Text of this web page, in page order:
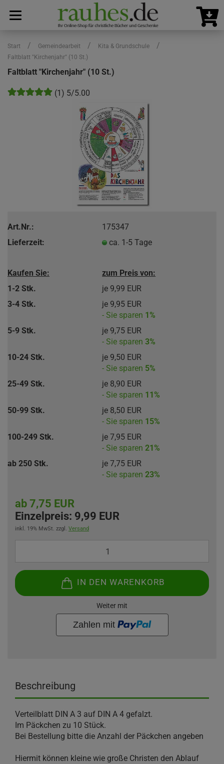
Start / Gemeindearbeit / Kita & Grundschule /
Faltblatt "Kirchenjahr" (10 St.)
Faltblatt "Kirchenjahr" (10 St.)
(1) 5/5.00
Art.Nr.:
175347
Lieferzeit:
ca. 1-5 Tage
Kaufen Sie:
zum Preis von:
1-2 Stk.
je 9,99 EUR
3-4 Stk.
je 9,95 EUR
- Sie sparen 1%
5-9 Stk.
je 9,75 EUR
- Sie sparen3%
10-24 Stk.
je 9,50 EUR
- Sie sparen 5%
25-49 Stk.
je 8,90 EUR
- Sie sparen 11%
50-99 Stk.
je 8,50 EUR
- Sie sparen 15%
100-249 Stk.
je 7,95 EUR
- Sie sparen21%
ab 250 Stk.
je 7,75 EUR
- Sie sparen23%
ab 7,75 EUR
Einzelpreis: 9,99 EUR
inkl. 19% MwSt. zzgl. Versand
IN DEN WARENKORB
Weiter mit
Beschreibung
Verteilblatt DIN A 3 auf DIN A 4 gefalzt.
Im Päckchen zu 10 Stück.
Bei Bestellung bitte die Anzahl der Päckchen angeben
Hiermit können kleine wie große Christen den Ablauf